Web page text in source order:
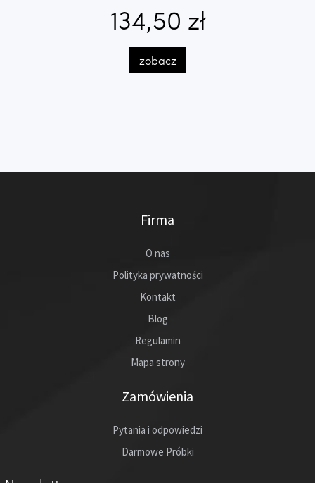
134,50 zł
zobacz
Firma
O nas
Polityka prywatności
Kontakt
Blog
Regulamin
Mapa strony
Zamówienia
Pytania i odpowiedzi
Darmowe Próbki